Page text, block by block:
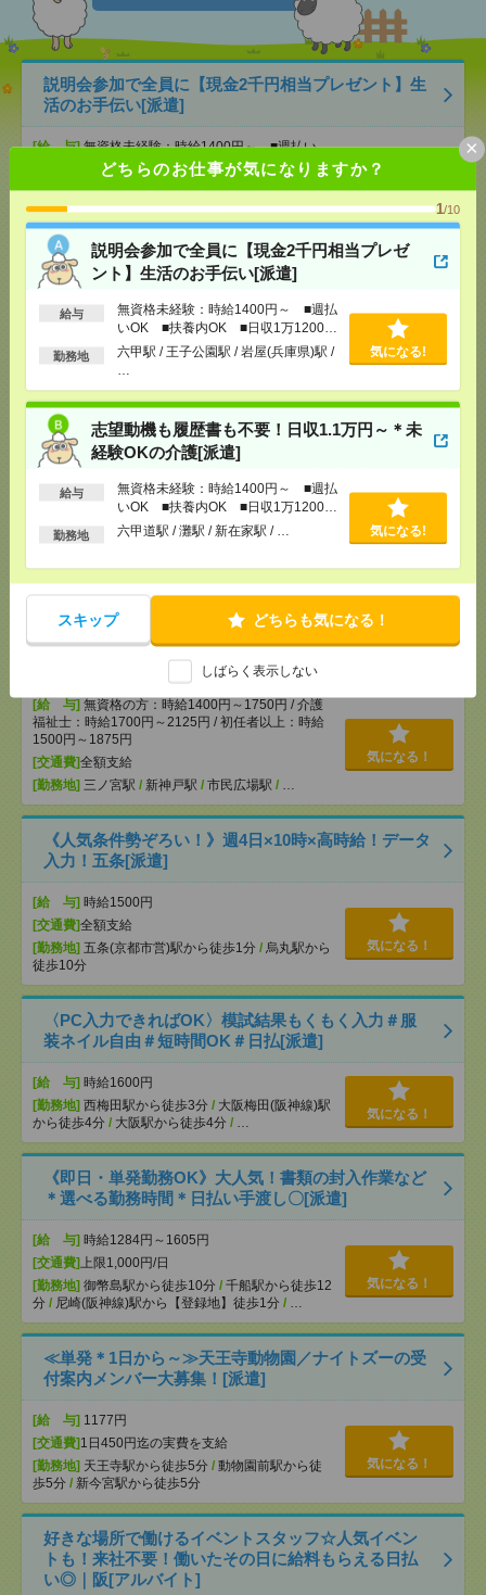
どちらのお仕事が気になりますか？
1/10
説明会参加で全員に【現金2千円相当プレゼ
ント】生活のお手伝い[派遣]
給与
無資格未経験：時給1400円～ ■週払
いOK ■扶養内OK ■日収1万1200円
以上
勤務地
六甲駅 / 王子公園駅 / 岩屋(兵庫県)駅 /
気になる!
志望動機も履歴書も不要！日収1.1万円～＊未
経験OKの介護[派遣]
給与
無資格未経験：時給1400円～ ■週払
いOK ■扶養内OK ■日収1万1200円
以上
勤務地 六甲道駅 / 灘駅 / 新在家駅 / … 気になる!
スキップ どちらも気になる！
しばらく表示しない
×
説明会参加で全員に【現金2千円相当プレゼント】生
活のお手伝い[派遣]
[給 与]無資格未経験：時給1400円～ ■週払い
OK ■扶養内OK ■日収1万1200円以上
[交通費]交通費全額支給
[勤務地]六甲駅/王子公園駅/岩屋(兵庫県)駅/…
気になる！
志望動機も履歴書も不要！日収1.1万円～＊未経験OK
の介護[派遣]
無資格未経験：時給1400円～ ■週払い
OK ■扶養内OK ■日収1万1200円以上
[交通費] 交通費全額支給
[勤務地]六甲道駅/灘駅/新在家駅/…
気になる！
3ヵ月で73万円稼ぐ！未経験OK＊おばあちゃんのお
話相手など[派遣]
無資格の方：時給1400円～1750円 / 介護
福祉士：時給1700円～2125円 / 初任者以上：時給
1500円～1875円
[交通費]全額支給
[勤務地]三ノ宮駅/新神戸駅/市民広場駅/…
3ヵ月で73万円稼ぐ！未経験OK＊おばあちゃんのお
話相手など＊[派遣]
[給 与] 無資格の方：時給1400円～1750円 / 介護
福祉士：時給1700円～2125円 / 初任者以上：時給
1500円～1875円
[交通費]全額支給
[勤務地] 三ノ宮駅 / 新神戸駅 / 市民広場駅 / …
気になる！
《人気条件勢ぞろい！》週4日×10時×高時給！データ
入力！五条[派遣]
[給 与] 時給1500円
[交通費]全額支給
[勤務地] 五条(京都市営)駅から徒歩1分 / 烏丸駅から
徒歩10分
気になる！
〈PC入力できればOK〉模試結果もくもく入力＃服
装ネイル自由＃短時間OK＃日払[派遣]
[給 与] 時給1600円
[勤務地] 西梅田駅から徒歩3分 / 大阪梅田(阪神線)駅
から徒歩4分 / 大阪駅から徒歩4分 / …
気になる！
《即日・単発勤務OK》大人気！書類の封入作業など
＊選べる勤務時間＊日払い手渡し〇[派遣]
[給 与] 時給1284円～1605円
[交通費] 上限1,000円/日
[勤務地] 御幣島駅から徒歩10分 / 千船駅から徒歩12
分 / 尼崎(阪神線)駅から【登録地】徒歩1分 / …
気になる！
≪単発＊1日から～≫天王寺動物園／ナイトズーの受
付案内メンバー大募集！[派遣]
[給 与] 1177円
[交通費] 1日450円迄の実費を支給
[勤務地] 天王寺駅から徒歩5分 / 動物園前駅から徒
歩5分 / 新今宮駅から徒歩5分
気になる！
好きな場所で働けるイベントスタッフ☆人気イベン
トも！来社不要！働いたその日に給料もらえる日払
い◎｜阪[アルバイト]